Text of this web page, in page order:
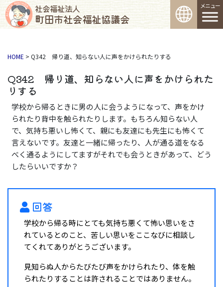
社会福祉法人
町田市社会福祉協議会
コンテンツへスキップ
メインナビゲーション
HOME > Q342 帰り道、知らない人に声をかけられたりする
Q342 帰り道、知らない人に声をかけられた
りする
学校から帰るときに男の人に会うようになって、声をかけ
られたり背中を触られたりします。もちろん知らない人
で、気持ち悪いし怖くて、親にも友達にも先生にも怖くて
言えないです。友達と一緒に帰ったり、人が通る道をなる
べく通るようにしてますがそれでも会うときがあって、どう
したらいいですか？
回答
学校から帰る時にとても気持ち悪くて怖い思いをさ
れているとのこと、苦しい思いをここなびに相談し
てくれてありがとうございます。
見知らぬ人からたびたび声をかけられたり、体を触
られたりすることは許されることではありません。